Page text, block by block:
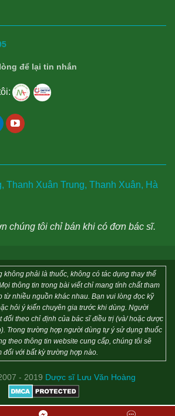
để lại tin nhắn
Thanh Xuân Trung, Thanh Xuân, Hà
chúng tôi chỉ bán khi có đơn bác sĩ.
không phải là thuốc, không có tác dụng thay thế
thông tin trong bài viết chỉ mang tính chất tham
từ nhiều nguồn khác nhau. Bạn vui lòng đọc kỹ
hỏi ý kiến chuyên gia trước khi dùng. Người
đối theo chỉ định của bác sĩ điều trị (và/ hoặc dược
Trong trường hợp người dùng tự ý sử dụng thuốc
theo thông tin website cung cấp, chúng tôi sẽ
đối với bất kỳ trường hợp nào.
- 2019 Dược sĩ Lưu Văn Hoàng